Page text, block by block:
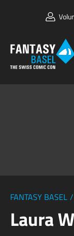
FANTASY BASEL /
Laura